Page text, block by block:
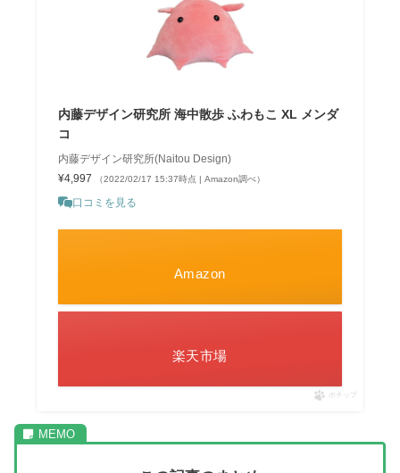
内藤デザイン研究所 海中散歩 ふわもこ XL メンダ
コ
内藤デザイン研究所(Naitou Design)
¥4,997
（2022/02/17 15:37時点 | Amazon調べ）
口コミを見る
Amazon
楽天市場
ポチップ